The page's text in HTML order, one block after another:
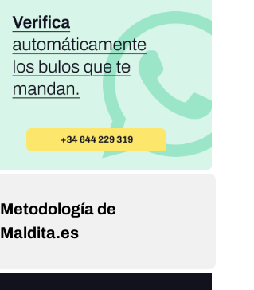
Metodología de
Maldita.es